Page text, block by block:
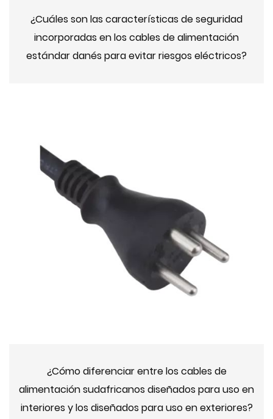
¿Cuáles son las características de seguridad
incorporadas en los cables de alimentación
estándar danés para evitar riesgos eléctricos?
¿Cómo diferenciar entre los cables de
alimentación sudafricanos diseñados para uso en
interiores y los diseñados para uso en exteriores?